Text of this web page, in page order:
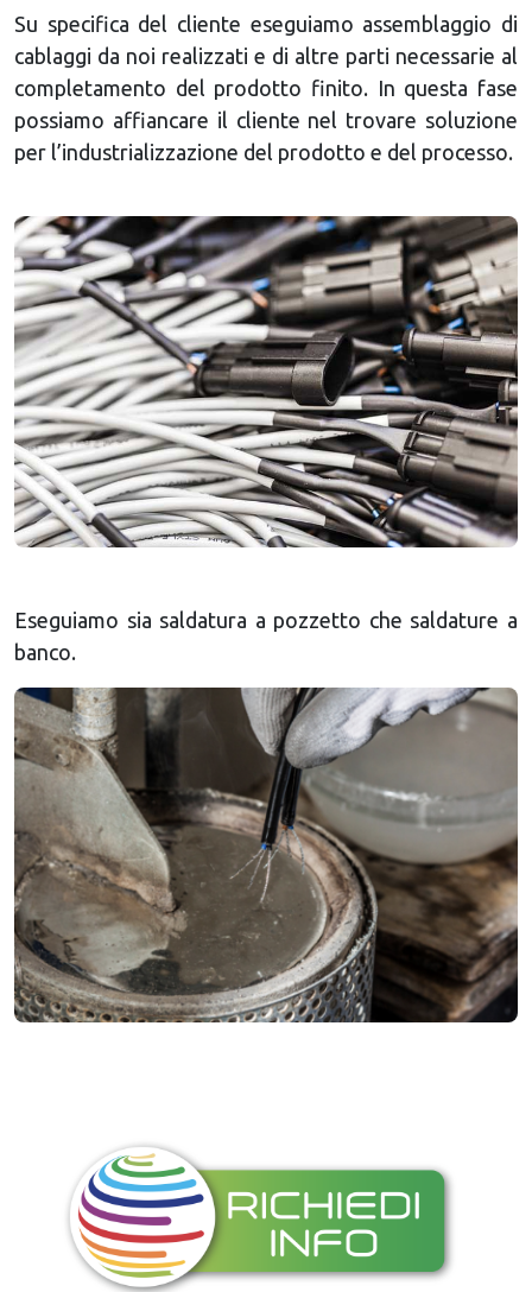
Su specifica del cliente eseguiamo assemblaggio di
cablaggi da noi realizzati e di altre parti necessarie al
completamento del prodotto finito. In questa fase
possiamo affiancare il cliente nel trovare soluzione
per l’industrializzazione del prodotto e del processo.
Eseguiamo sia saldatura a pozzetto che saldature a
banco.